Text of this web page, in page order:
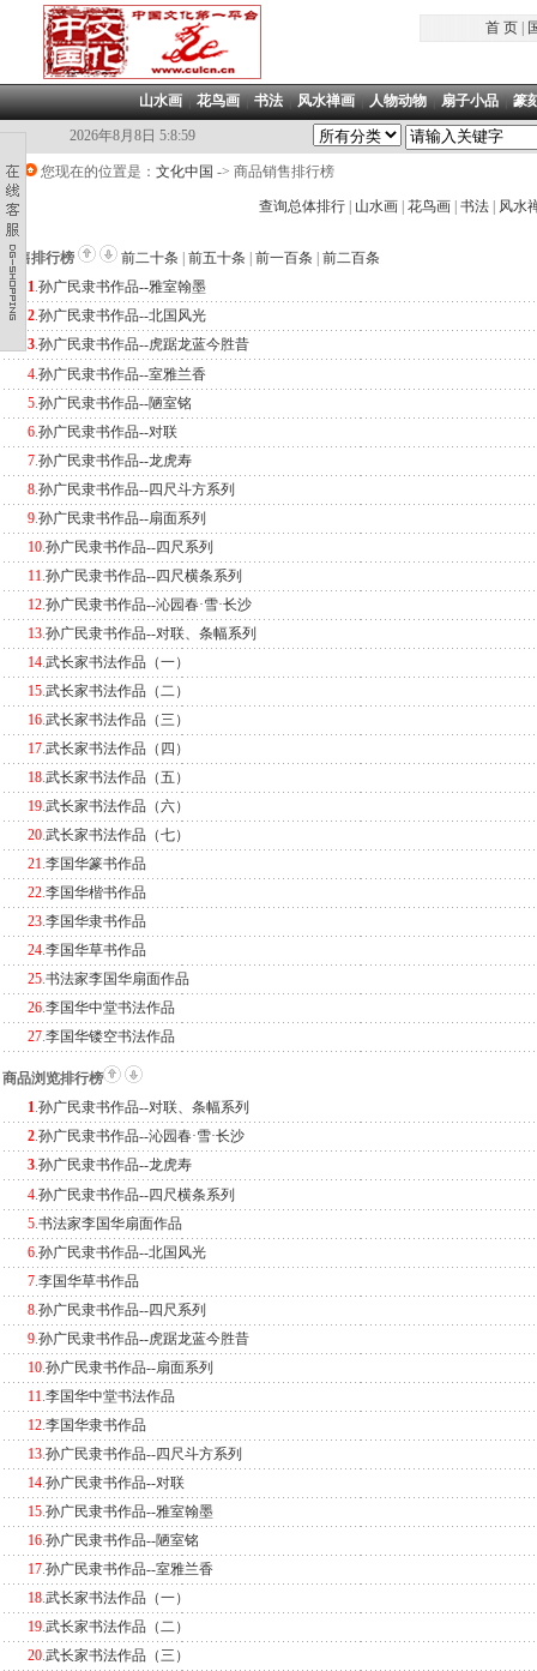
首 页|
山水画|花鸟画|书法|风水禅画|人物动物|扇子小品|篆
2026年8月8日 5:8:59
您现在的位置是： 文化中国 -> 商品销售排行榜
查询总体排行 山水画 花鸟画 书法 风水
销售排行榜 前二十条 前五十条 前一百条
前二百条
1.孙广民隶书作品--雅室翰墨
2.孙广民隶书作品--北国风光
3.孙广民隶书作品--虎踞龙蓝今胜昔
4.孙广民隶书作品--室雅兰香
5.孙广民隶书作品--陋室铭
6.孙广民隶书作品--对联
7.孙广民隶书作品--龙虎寿
8.孙广民隶书作品--四尺斗方系列
9.孙广民隶书作品--扇面系列
10.孙广民隶书作品--四尺系列
11.孙广民隶书作品--四尺横条系列
12.孙广民隶书作品--沁园春·雪·长沙
13.孙广民隶书作品--对联、条幅系列
14.武长家书法作品（一）
15.武长家书法作品（二）
16.武长家书法作品（三）
17.武长家书法作品（四）
18.武长家书法作品（五）
19.武长家书法作品（六）
20.武长家书法作品（七）
21.李国华篆书作品
22.李国华楷书作品
23.李国华隶书作品
24.李国华草书作品
25.书法家李国华扇面作品
26.李国华中堂书法作品
27.李国华镂空书法作品
商品浏览排行榜
1.孙广民隶书作品--对联、条幅系列
2.孙广民隶书作品--沁园春·雪·长沙
3.孙广民隶书作品--龙虎寿
4.孙广民隶书作品--四尺横条系列
5.书法家李国华扇面作品
6.孙广民隶书作品--北国风光
7.李国华草书作品
8.孙广民隶书作品--四尺系列
9.孙广民隶书作品--虎踞龙蓝今胜昔
10.孙广民隶书作品--扇面系列
11.李国华中堂书法作品
12.李国华隶书作品
13.孙广民隶书作品--四尺斗方系列
14.孙广民隶书作品--对联
15.孙广民隶书作品--雅室翰墨
16.孙广民隶书作品--陋室铭
17.孙广民隶书作品--室雅兰香
18.武长家书法作品（一）
19.武长家书法作品（二）
20.武长家书法作品（三）